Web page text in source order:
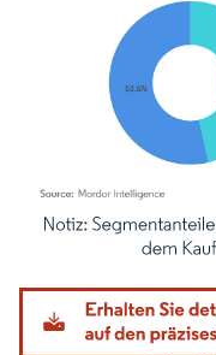
Bild © Mordor Intelligence.